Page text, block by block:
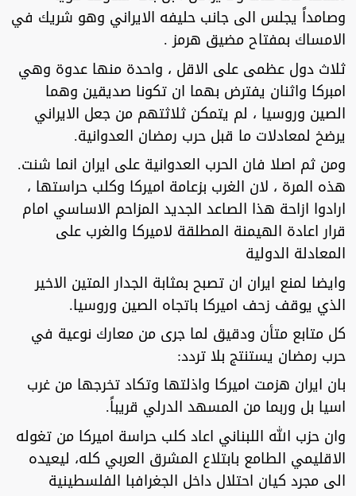
وصامداً يجلس الى جانب حليفه الايراني وهو شريك في
الامساك بمفتاح مضيق هرمز .
ثلاث دول عظمى على الاقل ، واحدة منها عدوة وهي
امبركا واثنان يفترض بهما ان تكونا صديقين وهما
الصين وروسيا ، لم يتمكن ثلاثتهم من جعل الايراني
يرضخ لمعادلات ما قبل حرب رمضان العدوانية.
ومن ثم اصلا فان الحرب العدوانية على ايران انما شنت.
هذه المرة ، لان الغرب بزعامة اميركا وكلب حراستها ،
ارادوا ازاحة هذا الصاعد الجديد المزاحم الاساسي امام
قرار اعادة الهيمنة المطلقة لاميركا والغرب على
المعادلة الدولية
وايضا لمنع ايران ان تصبح بمثابة الجدار المتين الاخير
الذي يوقف زحف اميركا باتجاه الصين وروسيا.
كل متابع متأن ودقيق لما جرى من معارك نوعية في
حرب رمضان يستنتج بلا تردد:
بان ايران هزمت اميركا واذلتها وتكاد تخرجها من غرب
اسيا بل وربما من المسهد الدرلي قريباً.
وان حزب الله اللبناني اعاد كلب حراسة اميركا من تغوله
الاقليمي الطامع بابتلاع المشرق العربي كله، ليعيده
الى مجرد كيان احتلال داخل الجغرافبا الفلسطينية